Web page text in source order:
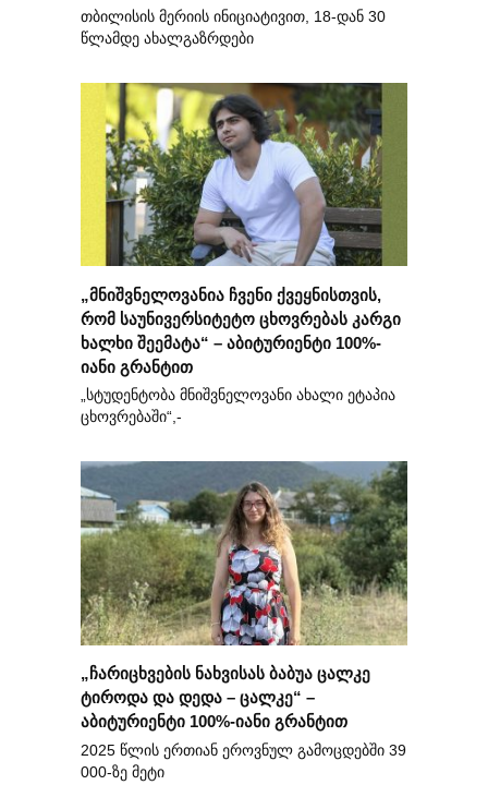
თბილისის მერიის ინიციატივით, 18-დან 30
წლამდე ახალგაზრდები
„მნიშვნელოვანია ჩვენი ქვეყნისთვის,
რომ საუნივერსიტეტო ცხოვრებას კარგი
ხალხი შეემატა“ – აბიტურიენტი 100%-
იანი გრანტით
„სტუდენტობა მნიშვნელოვანი ახალი ეტაპია
ცხოვრებაში“,-
„ჩარიცხვების ნახვისას ბაბუა ცალკე
ტიროდა და დედა – ცალკე“ –
აბიტურიენტი 100%-იანი გრანტით
2025 წლის ერთიან ეროვნულ გამოცდებში 39
000-ზე მეტი